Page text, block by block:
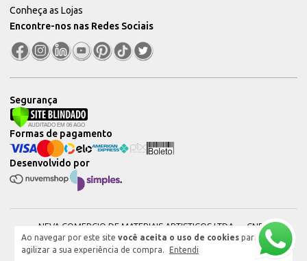
Ao navegar por este site você aceita o uso de cookies para
agilizar a sua experiência de compra.
Entendi
Conheça as Lojas
Encontre-nos nas Redes Sociais
Segurança
Desenvolvido por
Formas de pagamento
NEVA COMERCIO DE MATERIAIS ARTISTICOS LTDA — CNPJ:
51604544000101 © 2026. Todos os direitos reservados.